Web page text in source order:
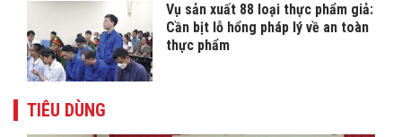
Vụ sản xuất 88 loại thực phẩm giả:
Cần bịt lỗ hổng pháp lý về an toàn
thực phẩm
TIÊU DÙNG